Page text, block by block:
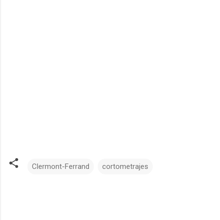
Clermont-Ferrand cortometrajes